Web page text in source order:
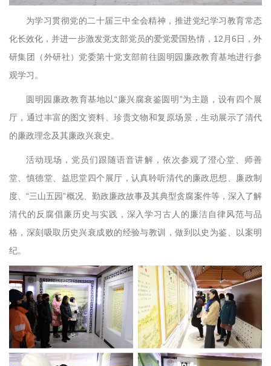
为学习贯彻党的二十届三中全会精神，推进党纪学习教育常态
化长效化，并进一步激发党支部党员的爱党爱国热情，12月6日，外
研集团（外研社）党委第十党支部前往圆明园廉政教育基地进行参
观学习。
圆明园廉政教育基地以“廉兴腐衰鉴圆明”为主题，设有四个展
厅，通过丰富的图文资料、珍贵文物和复原场景，生动展示了清代
的廉政理念及其廉政兴衰史。
活动现场，党员们跟随语音讲解，依次参观了澄心堂、师善
堂、慎德堂、益思堂四个展厅，认真聆听清代的廉政思想、廉政制
度、“三山五园”概况、勤政廉政故事及其典型贪腐案件等，深入了解
清代的反腐倡廉历史与实践，深入学习古人的廉洁自律风范与品
格，深刻吸取历史兴衰成败的经验与教训，做到以史为鉴、以案明
纪。